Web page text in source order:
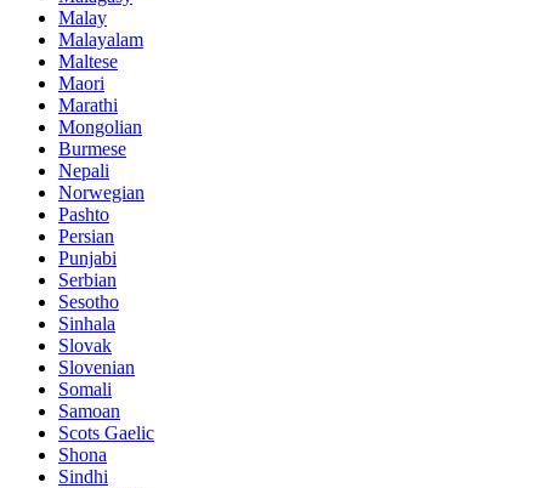
Malay
Malayalam
Maltese
Maori
Marathi
Mongolian
Burmese
Nepali
Norwegian
Pashto
Persian
Punjabi
Serbian
Sesotho
Sinhala
Slovak
Slovenian
Somali
Samoan
Scots Gaelic
Shona
Sindhi